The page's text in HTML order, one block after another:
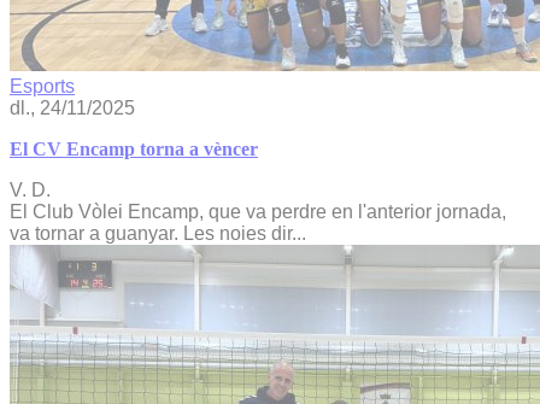
Esports
dl., 24/11/2025
El CV Encamp torna a vèncer
V. D.
El Club Vòlei Encamp, que va perdre en l'anterior jornada,
va tornar a guanyar. Les noies dir...